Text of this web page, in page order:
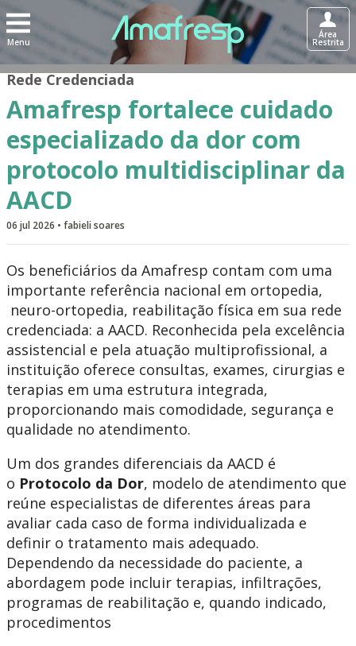
Menu
Área
Restrita
Rede Credenciada
Amafresp fortalece cuidado
especializado da dor com
protocolo multidisciplinar da
AACD
06 jul 2026 • fabieli soares
Os beneficiários da Amafresp contam com uma
importante referência nacional em ortopedia,
neuro-ortopedia, reabilitação física em sua rede
credenciada: a AACD. Reconhecida pela excelência
assistencial e pela atuação multiprofissional, a
instituição oferece consultas, exames, cirurgias e
terapias em uma estrutura integrada,
proporcionando mais comodidade, segurança e
qualidade no atendimento.
Um dos grandes diferenciais da AACD é
o Protocolo da Dor, modelo de atendimento que
reúne especialistas de diferentes áreas para
avaliar cada caso de forma individualizada e
definir o tratamento mais adequado.
Dependendo da necessidade do paciente, a
abordagem pode incluir terapias, infiltrações,
programas de reabilitação e, quando indicado,
procedimentos